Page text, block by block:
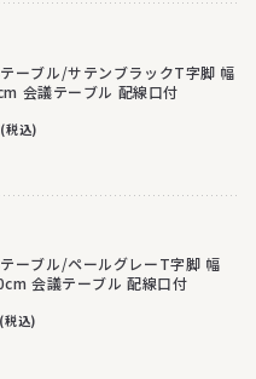
ーブル/サテンブラックT字脚 幅
会議テーブル 配線口付
税込)
ーブル/ペールグレーT字脚 幅
会議テーブル 配線口付
税込)